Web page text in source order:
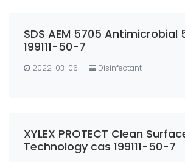
SDS AEM 5705 Antimicrobial
199111-50-7
2022-03-06 Disinfectant
XYLEX PROTECT Clean
Technology cas 199111-50-7